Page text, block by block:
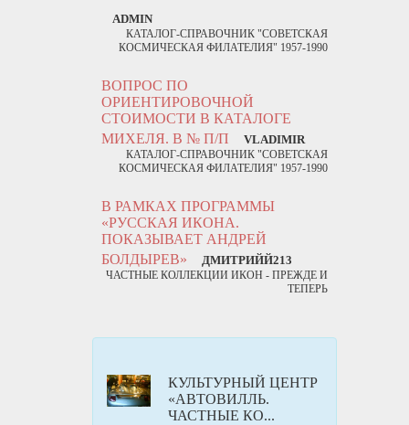
ADMIN
КАТАЛОГ-СПРАВОЧНИК "СОВЕТСКАЯ
КОСМИЧЕСКАЯ ФИЛАТЕЛИЯ" 1957-1990
ВОПРОС ПО
ОРИЕНТИРОВОЧНОЙ
СТОИМОСТИ В КАТАЛОГЕ
МИХЕЛЯ. В № П/П
VLADIMIR
КАТАЛОГ-СПРАВОЧНИК "СОВЕТСКАЯ
КОСМИЧЕСКАЯ ФИЛАТЕЛИЯ" 1957-1990
В РАМКАХ ПРОГРАММЫ
«РУССКАЯ ИКОНА.
ПОКАЗЫВАЕТ АНДРЕЙ
БОЛДЫРЕВ»
ДМИТРИЙЙ213
ЧАСТНЫЕ КОЛЛЕКЦИИ ИКОН - ПРЕЖДЕ И
ТЕПЕРЬ
КУЛЬТУРНЫЙ ЦЕНТР
«АВТОВИЛЛЬ.
ЧАСТНЫЕ КО...